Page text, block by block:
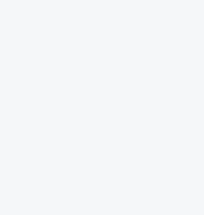
is, amelyben ma a
Kardamakis, a
hajdúdorogi